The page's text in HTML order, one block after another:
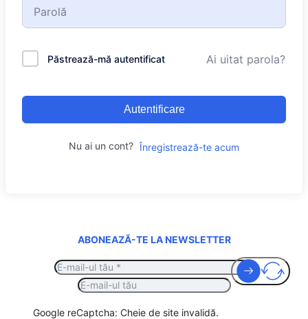
Păstrează-mă autentificat Ai uitat parola?
Autentificare
Nu ai un cont? Înregistrează-te acum
ABONEAZĂ-TE LA NEWSLETTER
Google reCaptcha: Cheie de site invalidă.